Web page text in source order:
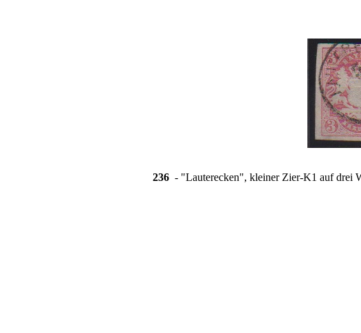
236 - "Lauterecken", kleiner Zier-K1 auf drei